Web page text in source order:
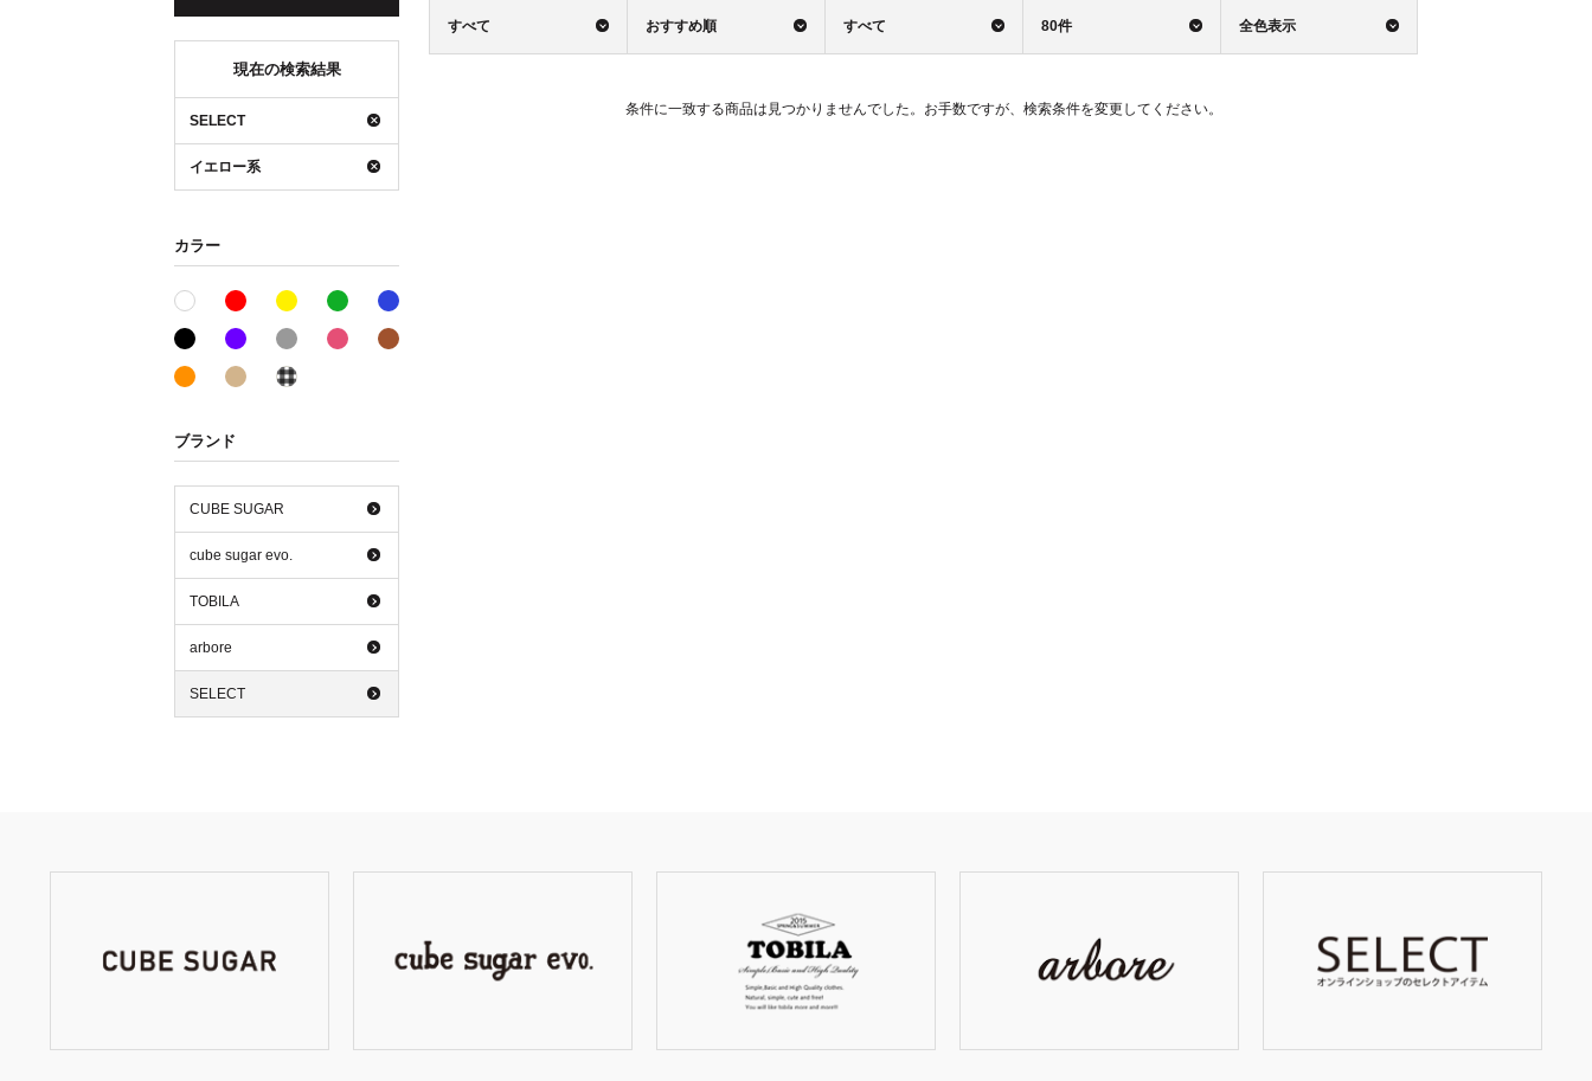
すべて おすすめ順 すべて 80件 全色表示
条件に一致する商品は見つかりませんでした。お手数ですが、検索条件を変更してください。
現在の検索結果
SELECT
イエロー系
カラー
ホワイト系レッド系 イエロー系グリーン系
ブラック系パープル系グレー系 ピンク系
オレンジ系ベージュ系
ブランド
CUBE SUGAR
cube sugar evo.
TOBILA
arbore
SELECT